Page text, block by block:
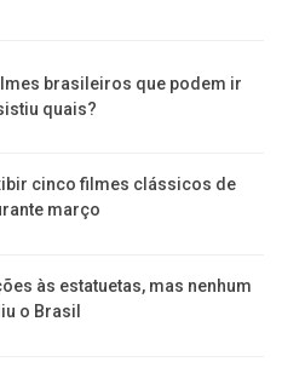
brasileiros que podem ir
quais?
cinco filmes clássicos de
março
às estatuetas, mas nenhum
o Brasil